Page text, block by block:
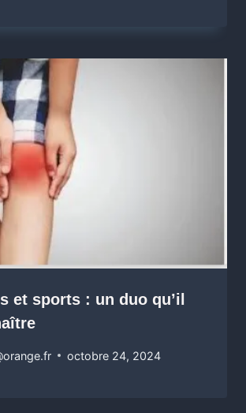
et sports : un duo qu’il
octobre 24, 2024